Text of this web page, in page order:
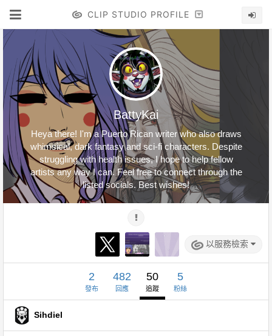
CLIP STUDIO PROFILE
BattyKai
Heya there! I'm a Puerto Rican writer who also draws
whimsical, dark fantasy and sci-fi characters. Despite
struggling with health issues, I hope to help fellow
artists any way I can. Feel free to connect through the
listed socials. Best wishes!
以服務檢索
2
發布
482
回應
50
追蹤
5
粉絲
Sihdiel